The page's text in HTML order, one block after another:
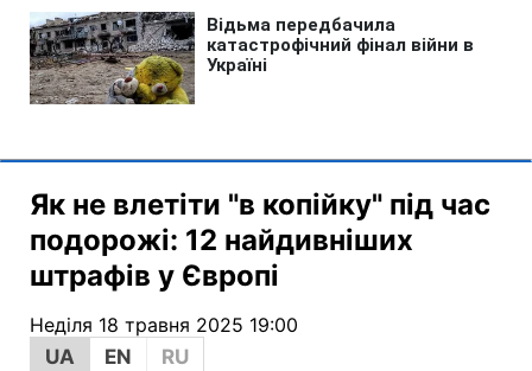
Як не влетіти "в копійку" під час
подорожі: 12 найдивніших
штрафів у Європі
Неділя 18 травня 2025 19:00
UA
EN RU